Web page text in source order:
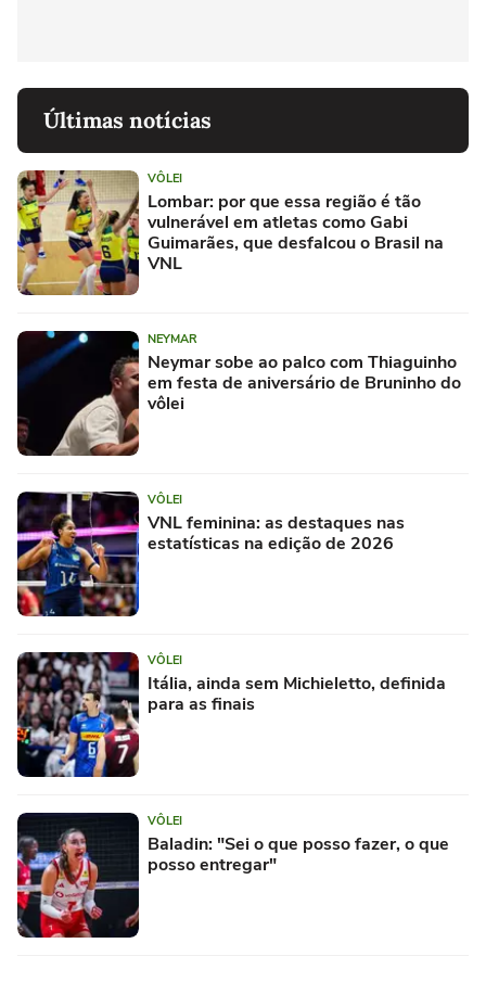
Últimas notícias
VÔLEI
Lombar: por que essa região é tão
vulnerável em atletas como Gabi
Guimarães, que desfalcou o Brasil na
VNL
NEYMAR
Neymar sobe ao palco com Thiaguinho
em festa de aniversário de Bruninho do
vôlei
VÔLEI
VNL feminina: as destaques nas
estatísticas na edição de 2026
VÔLEI
Itália, ainda sem Michieletto, definida
para as finais
VÔLEI
Baladin: "Sei o que posso fazer, o que
posso entregar"